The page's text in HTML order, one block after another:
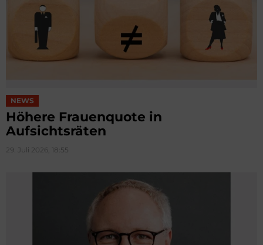
NEWS
Höhere Frauenquote in
Aufsichtsräten
29. Juli 2026, 18:55